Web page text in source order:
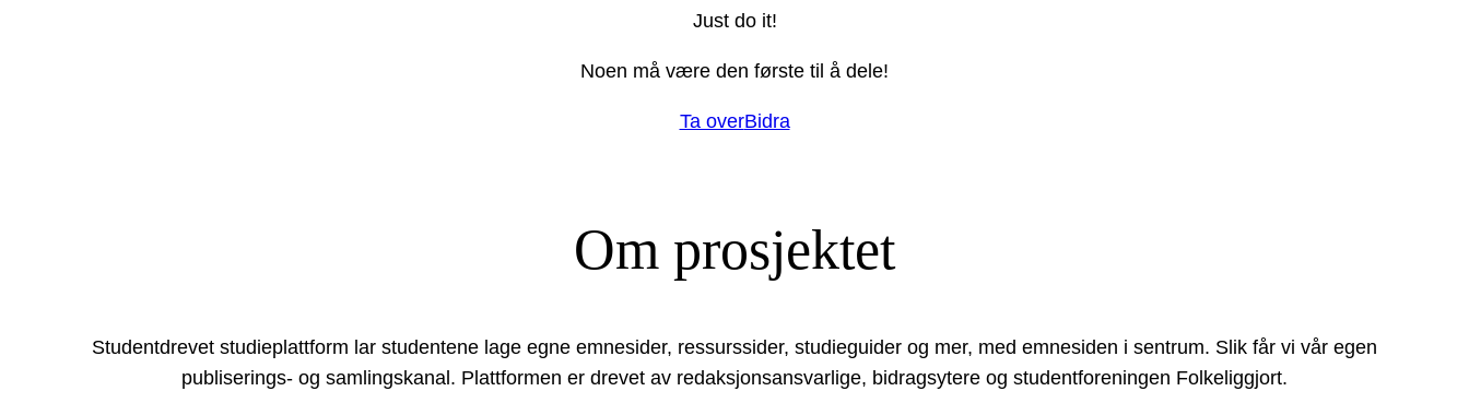
Just do it!
Noen må være den første til å dele!
Ta overBidra
Om prosjektet
Studentdrevet studieplattform lar studentene lage egne emnesider, ressurssider, studieguider og mer, med emnesiden i sentrum. Slik får vi vår egen
publiserings- og samlingskanal. Plattformen er drevet av redaksjonsansvarlige, bidragsytere og studentforeningen Folkeliggjort.